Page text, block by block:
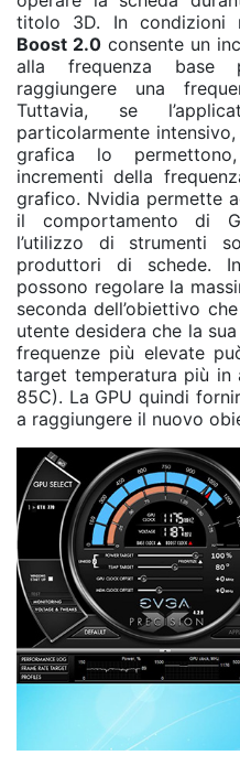
titolo 3D. In condizioni
Boost 2.0 consente un
alla frequenza base
raggiungere una
Tuttavia, se
particolarmente
grafica lo
incrementi della
grafico. Nvidia permette
il comportamento di
l’utilizzo di strumenti
produttori di schede.
possono regolare la
seconda dell’obiettivo
utente desidera che la
frequenze più elevate
target temperatura più
85C). La GPU quindi
a raggiungere il nuovo